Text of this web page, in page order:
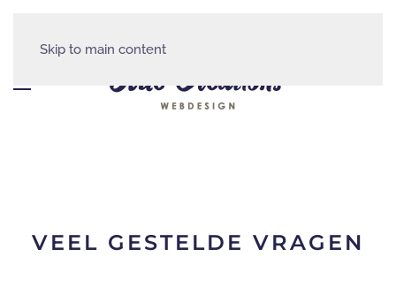
Skip to main content
VEEL GESTELDE VRAGEN